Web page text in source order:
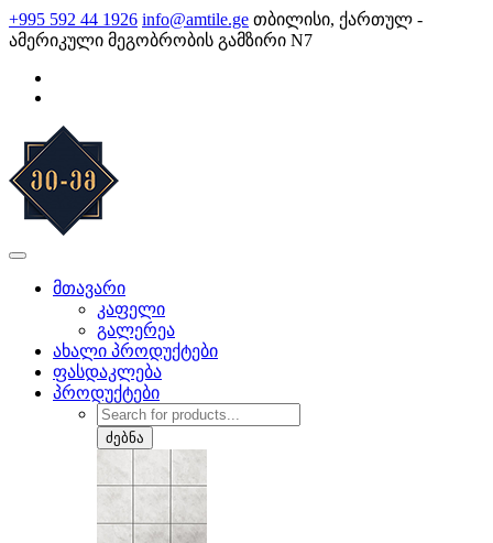
Skip
to
content
+995 592 44 1926 info@amtile.ge თბილისი, ქართულ -
ამერიკული მეგობრობის გამზირი N7
მთავარი
კაფელი
გალერეა
ახალი პროდუქტები
ფასდაკლება
პროდუქტები
Products
search
ძებნა